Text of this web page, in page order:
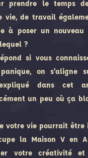
prendre le temps
vie, de travail
à poser un nouveau
?
si vous
on s’aligne
dans cet
un peu où ça
votre vie pourrait être
la Maison V en
votre créativité